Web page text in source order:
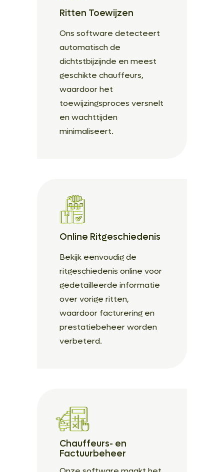
Ritten Toewijzen
Ons software detecteert
automatisch de
dichtstbijzijnde en meest
geschikte chauffeurs,
waardoor het
toewijzingsproces versnelt
en wachttijden
minimaliseert.
Online Ritgeschiedenis
Bekijk eenvoudig de
ritgeschiedenis online voor
gedetailleerde informatie
over vorige ritten,
waardoor facturering en
prestatiebeheer worden
verbeterd.
Chauffeurs- en
Factuurbeheer